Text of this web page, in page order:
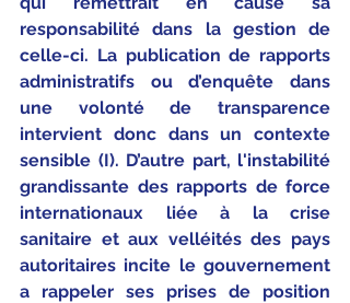
responsabilité dans la gestion de
celle-ci. La publication de rapports
administratifs ou d’enquête dans
une volonté de transparence
intervient donc dans un contexte
sensible (I). D’autre part, l'instabilité
grandissante des rapports de force
internationaux liée à la crise
sanitaire et aux velléités des pays
autoritaires incite le gouvernement
a rappeler ses prises de position